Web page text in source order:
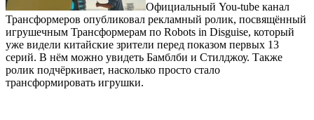
Официальный You-tube канал
Трансформеров опубликовал рекламный ролик, посвящённый
игрушечным Трансформерам по Robots in Disguise, который
уже видели китайские зрители перед показом первых 13
серий. В нём можно увидеть Бамблби и Стилджоу. Также
ролик подчёркивает, насколько просто стало
трансформировать игрушки.